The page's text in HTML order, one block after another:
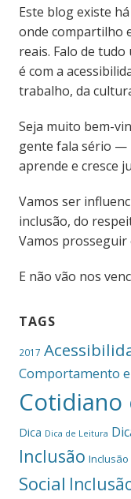
Este blog existe
onde compartilho
reais. Falo de
é com a
trabalho, da
Seja muito bem-
gente fala sério —
aprende e cresce
Vamos ser
inclusão, do
Vamos prosseguir
E não vão nos
TAGS
2017
Comportamento
Dica Dica de Leitura
Inclusão Inclusão
Social